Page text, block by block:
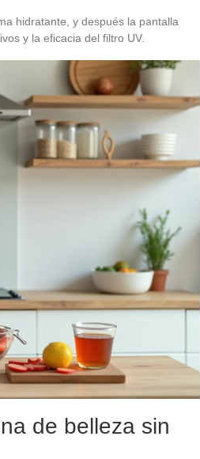
hidratante, y después la pantalla
y la eficacia del filtro UV.
de belleza sin